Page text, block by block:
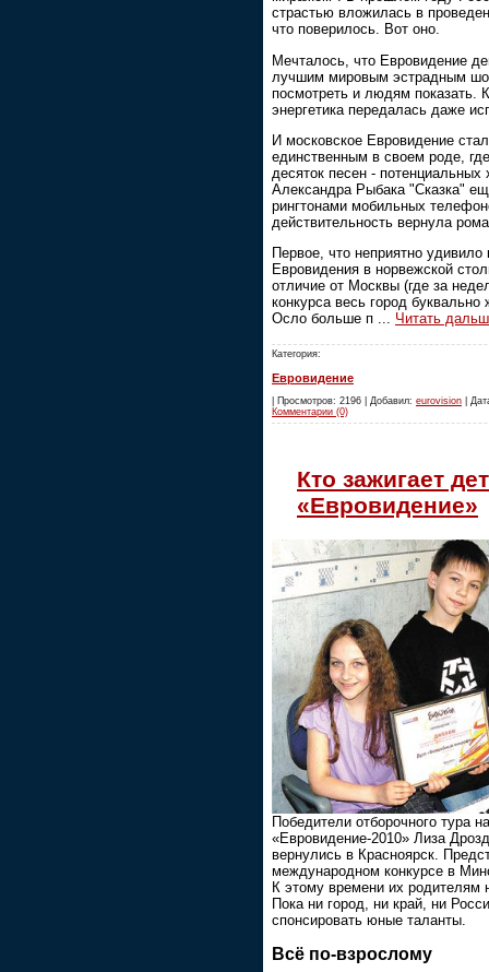
страстью вложилась в
что поверилось. Вот оно.
Мечталось, что Евровидение
лучшим мировым эстрадным
посмотреть и людям показать.
энергетика передалась даже
И московское Евровидение
единственным в своем роде,
десяток песен - потенциальных
Александра Рыбака "Сказка"
рингтонами мобильных
действительность вернула
Первое, что неприятно удивило
Евровидения в норвежской
отличие от Москвы (где за
конкурса весь город
Осло больше п ... Читать
Категория:
Евровидение
| Просмотров: 2196 | Добавил: eurovision |
Комментарии (0)
Кто зажигает
«Евровидение»
Победители отборочного тура
«Евровидение-2010» Лиза
вернулись в Красноярск.
международном конкурсе в
К этому времени их родителям
Пока ни город, ни край, ни
спонсировать юные таланты.
Всё по-взрослому